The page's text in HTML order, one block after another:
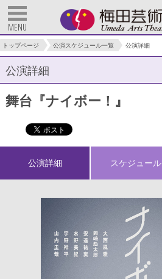
MENU
トップページ 公演スケジュール一覧 公演詳細
公演詳細
舞台『ナイボー！』
公演詳細 スケジュール